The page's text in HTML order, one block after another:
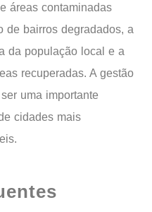
áreas contaminadas
de bairros degradados, a
da população local e a
recuperadas. A gestão
uma importante
cidades mais